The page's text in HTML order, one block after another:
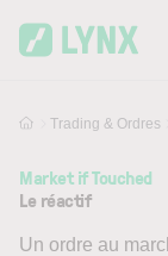
Trading & Ordres
Market if Touched
Le réactif
Un ordre au